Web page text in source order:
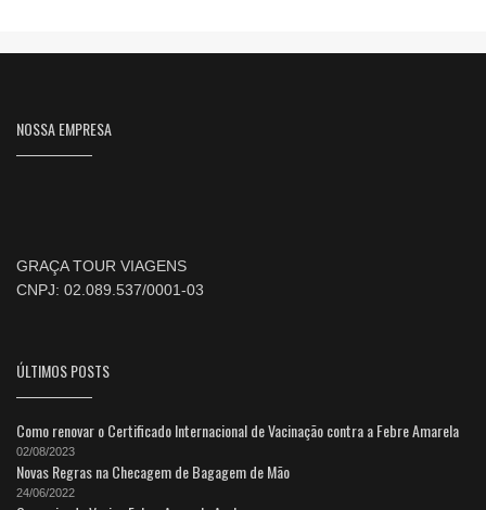
NOSSA EMPRESA
GRAÇA TOUR VIAGENS
CNPJ: 02.089.537/0001-03
ÚLTIMOS POSTS
Como renovar o Certificado Internacional de Vacinação contra a Febre Amarela
02/08/2023
Novas Regras na Checagem de Bagagem de Mão
24/06/2022